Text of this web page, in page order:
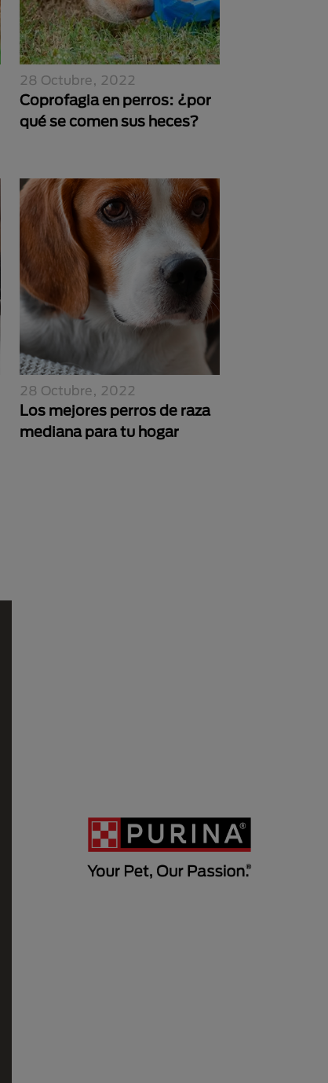
28 Octubre, 2022
Coprofagia en perros: ¿por
qué se comen sus heces?
28 Octubre, 2022
Los mejores perros de raza
mediana para tu hogar